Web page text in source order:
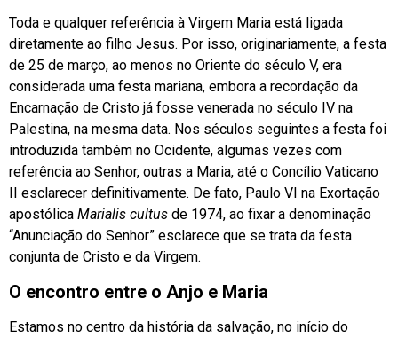
Toda e qualquer referência à Virgem Maria está ligada
diretamente ao filho Jesus. Por isso, originariamente, a festa
de 25 de março, ao menos no Oriente do século V, era
considerada uma festa mariana, embora a recordação da
Encarnação de Cristo já fosse venerada no século IV na
Palestina, na mesma data. Nos séculos seguintes a festa foi
introduzida também no Ocidente, algumas vezes com
referência ao Senhor, outras a Maria, até o Concílio Vaticano
II esclarecer definitivamente. De fato, Paulo VI na Exortação
apostólica Marialis cultus de 1974, ao fixar a denominação
“Anunciação do Senhor” esclarece que se trata da festa
conjunta de Cristo e da Virgem.
O encontro entre o Anjo e Maria
Estamos no centro da história da salvação, no início do